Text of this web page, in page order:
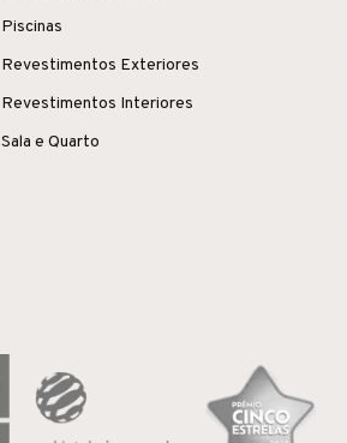
Piscinas
Revestimentos Exteriores
Revestimentos Interiores
Sala e Quarto